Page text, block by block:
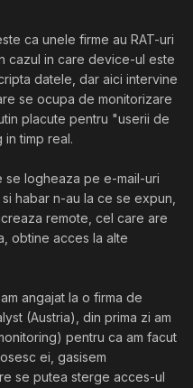
ca unele firme au RAT-uri
cazul in care device-ul este
datele, dar aici intervine
se ocupa de monitorizare
placute pentru "userii de
timp real.
se logheaza pe e-mail-uri
habar n-au la ce se expun,
remote, cel care are
obtine acces la alte
angajat la o firma de
(Austria), din prima zi am
pentru ca am facut
ei, gasisem
se putea sterge acces-ul